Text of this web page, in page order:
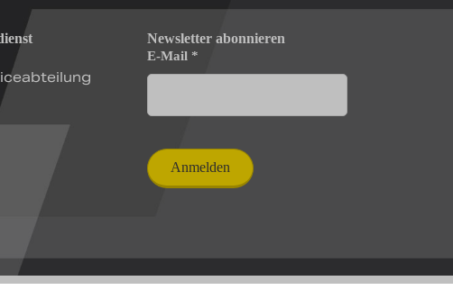
Newsletter abonnieren
E-Mail *